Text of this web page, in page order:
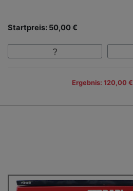
Startpreis: 50,00 €
Ergebnis: 120,00 €